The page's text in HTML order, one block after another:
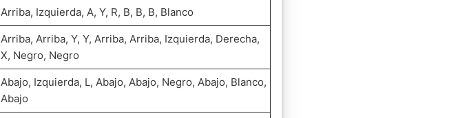
Arriba, Izquierda, A, Y, R, B, B, B, Blanco
Arriba, Arriba, Y, Y, Arriba, Arriba, Izquierda, Derecha,
X, Negro, Negro
Abajo, Izquierda, L, Abajo, Abajo, Negro, Abajo, Blanco,
Abajo